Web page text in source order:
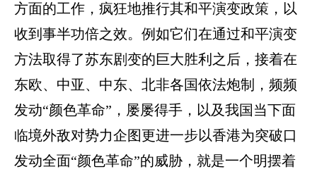
方面的工作，疯狂地推行其和平演变政策，以
收到事半功倍之效。例如它们在通过和平演变
方法取得了苏东剧变的巨大胜利之后，接着在
东欧、中亚、中东、北非各国依法炮制，频频
发动“颜色革命”，屡屡得手，以及我国当下面
临境外敌对势力企图更进一步以香港为突破口
发动全面“颜色革命”的威胁，就是一个明摆着